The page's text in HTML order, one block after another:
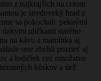
z najkrajších na celom
je stredoveký hrad z
sa pokochali peknými
uličkami starého
na kávu a maminka aj
sme zbehli pozrieť aj
a lodičiek cez množstvo
kúskov a tiež